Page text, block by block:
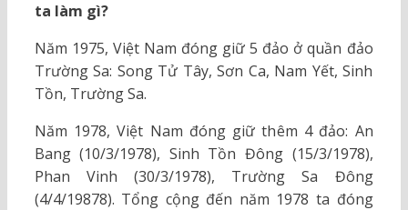
ta làm gì?
Năm 1975, Việt Nam đóng giữ 5 đảo ở quần đảo
Trường Sa: Song Tử Tây, Sơn Ca, Nam Yết, Sinh
Tồn, Trường Sa.
Năm 1978, Việt Nam đóng giữ thêm 4 đảo: An
Bang (10/3/1978), Sinh Tồn Đông (15/3/1978),
Phan Vinh (30/3/1978), Trường Sa Đông
(4/4/19878). Tổng cộng đến năm 1978 ta đóng